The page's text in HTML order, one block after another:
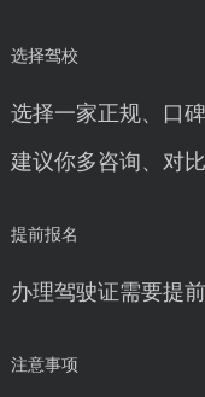
选择驾校
选择一家正规、口
建议你多咨询、对
提前报名
办理驾驶证需要提
注意事项